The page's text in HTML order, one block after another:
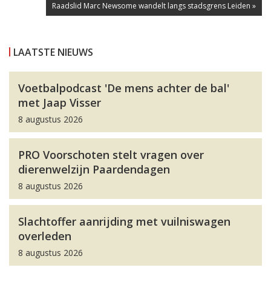
Raadslid Marc Newsome wandelt langs stadsgrens Leiden »
LAATSTE NIEUWS
Voetbalpodcast 'De mens achter de bal'
met Jaap Visser
8 augustus 2026
PRO Voorschoten stelt vragen over
dierenwelzijn Paardendagen
8 augustus 2026
Slachtoffer aanrijding met vuilniswagen
overleden
8 augustus 2026